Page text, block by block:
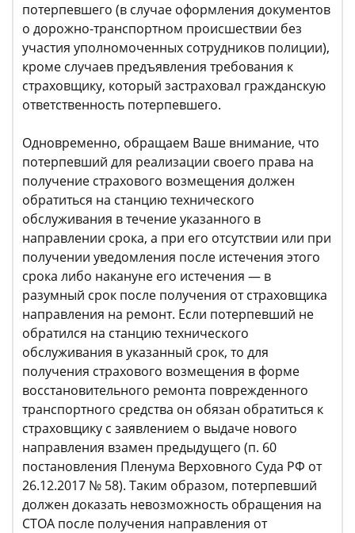
потерпевшего (в случае оформления документов
о дорожно-транспортном происшествии без
участия уполномоченных сотрудников полиции),
кроме случаев предъявления требования к
страховщику, который застраховал гражданскую
ответственность потерпевшего.
Одновременно, обращаем Ваше внимание, что
потерпевший для реализации своего права на
получение страхового возмещения должен
обратиться на станцию технического
обслуживания в течение указанного в
направлении срока, а при его отсутствии или при
получении уведомления после истечения этого
срока либо накануне его истечения — в
разумный срок после получения от страховщика
направления на ремонт. Если потерпевший не
обратился на станцию технического
обслуживания в указанный срок, то для
получения страхового возмещения в форме
восстановительного ремонта поврежденного
транспортного средства он обязан обратиться к
страховщику с заявлением о выдаче нового
направления взамен предыдущего (п. 60
постановления Пленума Верховного Суда РФ от
26.12.2017 № 58). Таким образом, потерпевший
должен доказать невозможность обращения на
СТОА после получения направления от